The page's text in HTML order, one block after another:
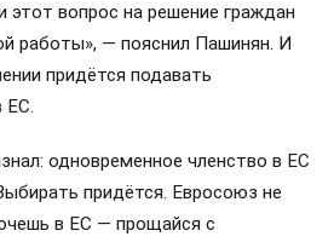
вопрос на решение граждан
работы», — пояснил Пашинян. И
придётся подавать
ЕС.
одновременное членство в ЕС
придётся. Евросоюз не
в ЕС — прощайся с